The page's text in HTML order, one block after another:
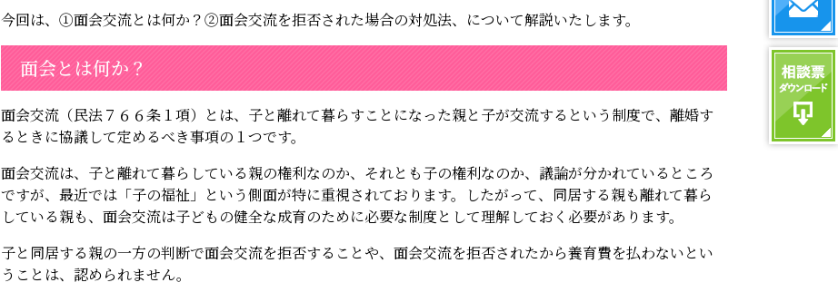
今回は、①面会交流とは何か？②面会交流を拒否された場合の対処法、について解説いたします。
面会とは何か？
面会交流（民法７６６条１項）とは、子と離れて暮らすことになった親と子が交流するという制度で、離婚す
るときに協議して定めるべき事項の１つです。
面会交流は、子と離れて暮らしている親の権利なのか、それとも子の権利なのか、議論が分かれているところ
ですが、最近では「子の福祉」という側面が特に重視されております。したがって、同居する親も離れて暮ら
している親も、面会交流は子どもの健全な成育のために必要な制度として理解しておく必要があります。
子と同居する親の一方の判断で面会交流を拒否することや、面会交流を拒否されたから養育費を払わないとい
うことは、認められません。